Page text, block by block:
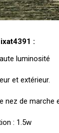
:
luminosité
et extérieur.
nez de
: 1.5w